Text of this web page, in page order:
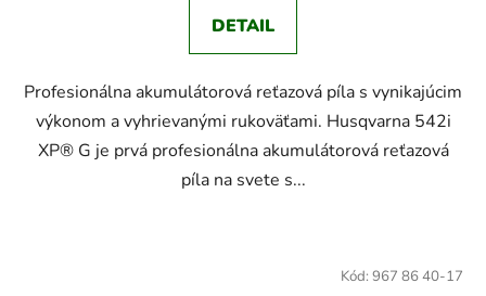
DETAIL
Profesionálna akumulátorová reťazová píla s vynikajúcim
výkonom a vyhrievanými rukoväťami. Husqvarna 542i
XP® G je prvá profesionálna akumulátorová reťazová
píla na svete s...
Kód: 967 86 40-17